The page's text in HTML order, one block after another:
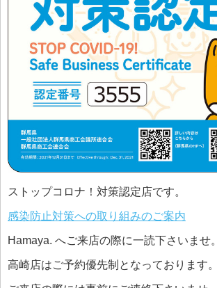
ストップコロナ！対策認定店です。
感染防止対策への取り組みのご案内
Hamaya. へご来店の際に一読下さいませ。
高崎店はご予約優先制となっております。